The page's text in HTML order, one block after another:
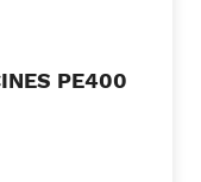
PE400